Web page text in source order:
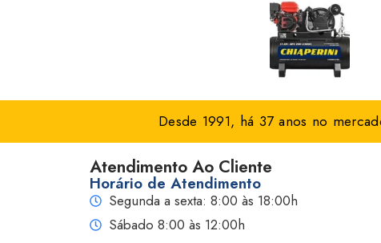
Desde 1991, há 37 anos no
Atendimento Ao Cliente
Horário de Atendimento
Segunda a sexta: 8:00 às 18:00h
Sábado 8:00 às 12:00h